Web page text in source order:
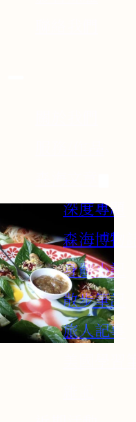
深度專題
森海博物
身體小記
散步筆記
旅人記事